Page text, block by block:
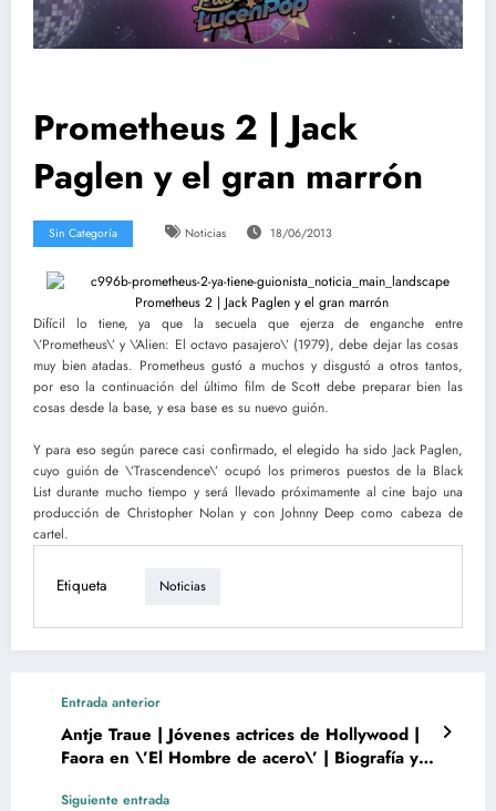
Prometheus 2 | Jack
Paglen y el gran marrón
Sin Categoría Noticias 18/06/2013
Difícil lo tiene, ya que la secuela que ejerza de enganche entre
\’Prometheus\’ y \’Alien: El octavo pasajero\’ (1979), debe dejar las cosas
muy bien atadas. Prometheus gustó a muchos y disgustó a otros tantos,
por eso la continuación del último film de Scott debe preparar bien las
cosas desde la base, y esa base es su nuevo guión.
Y para eso según parece casi confirmado, el elegido ha sido Jack Paglen,
cuyo guión de \’Trascendence\’ ocupó los primeros puestos de la Black
List durante mucho tiempo y será llevado próximamente al cine bajo una
producción de Christopher Nolan y con Johnny Deep como cabeza de
cartel.
Etiqueta Noticias
Entrada anterior
Antje Traue | Jóvenes actrices de Hollywood |
Faora en \’El Hombre de acero\’ | Biografía y
Siguiente entrada